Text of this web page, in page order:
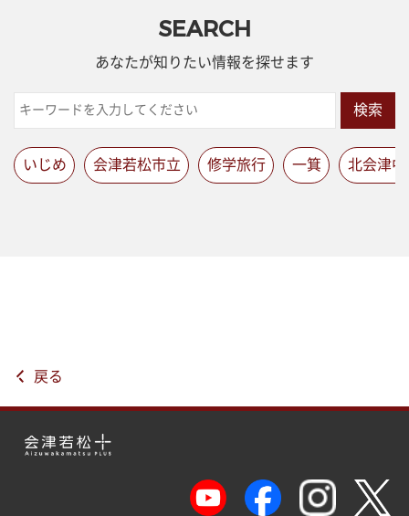
SEARCH
あなたが知りたい情報を探せます
検索
いじめ 会津若松市立 修学旅行 一箕 北会津中
戻る